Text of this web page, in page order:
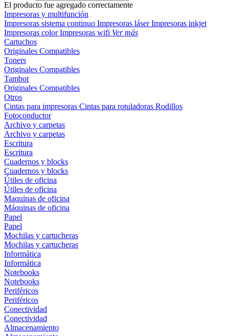
El producto fue agregado correctamente
Impresoras y multifunción
Impresoras sistema continuo Impresoras láserImpresoras inkjet
Impresoras colorImpresoras wifi Ver más
Cartuchos
Originales Compatibles
Toners
Originales Compatibles
Tambor
Originales Compatibles
Otros
Cintas para impresoras Cintas para rotuladoras Rodillos
Fotoconductor
Archivo y carpetas
Archivo y carpetas
Escritura
Escritura
Cuadernos y blocks
Cuadernos y blocks
Útiles de oficina
Útiles de oficina
Maquinas de oficina
Máquinas de oficina
Papel
Papel
Mochilas y cartucheras
Mochilas y cartucheras
Informática
Informática
Notebooks
Notebooks
Periféricos
Periféricos
Conectividad
Conectividad
Almacenamiento